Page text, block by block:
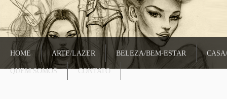
HOME ARTE/LAZER BELEZA/BEM-ESTAR
QUEM SOMOS CONTATO